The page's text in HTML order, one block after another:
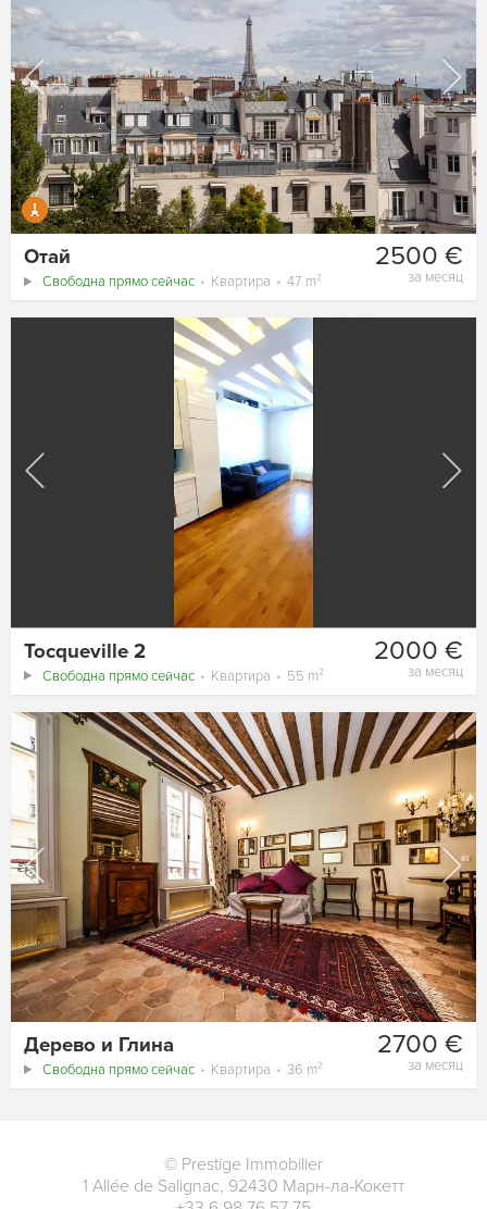
2500 €
за месяц
Отай
Свободна прямо сейчас Квартира 47 m²
2000 €
за месяц
Tocqueville 2
Свободна прямо сейчас Квартира 55 m²
2700 €
за месяц
Дерево и Глина
Свободна прямо сейчас Квартира 36 m²
© Prestige Immobilier
1 Allée de Salignac, 92430 Марн-ла-Кокетт